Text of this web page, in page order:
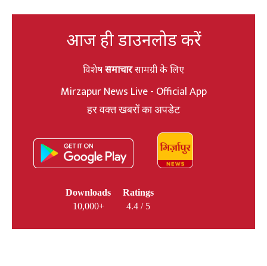
आज ही डाउनलोड करें
विशेषसमाचारसामग्री के लिए
Mirzapur News Live - Official App
हर वक्त खबरों का अपडेट
Downloads
10,000+
Ratings
4.4 / 5